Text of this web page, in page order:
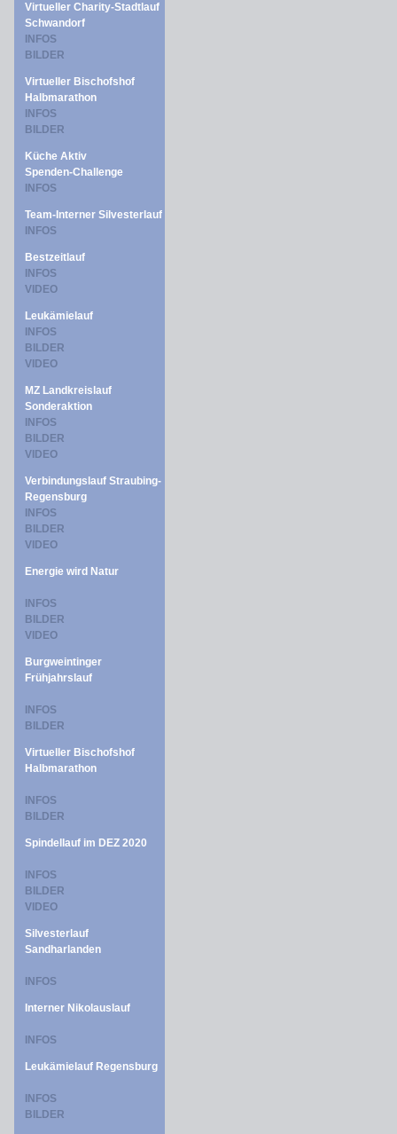
Virtueller Charity-Stadtlauf
Schwandorf
INFOS
BILDER
Virtueller Bischofshof
Halbmarathon
INFOS
BILDER
Küche Aktiv
Spenden-Challenge
INFOS
Team-Interner Silvesterlauf
INFOS
Bestzeitlauf
INFOS
VIDEO
Leukämielauf
INFOS
BILDER
VIDEO
MZ Landkreislauf
Sonderaktion
INFOS
BILDER
VIDEO
Verbindungslauf Straubing-
Regensburg
INFOS
BILDER
VIDEO
Energie wird Natur
INFOS
BILDER
VIDEO
Burgweintinger
Frühjahrslauf
INFOS
BILDER
Virtueller Bischofshof
Halbmarathon
INFOS
BILDER
Spindellauf im DEZ 2020
INFOS
BILDER
VIDEO
Silvesterlauf
Sandharlanden
INFOS
Interner Nikolauslauf
INFOS
Leukämielauf Regensburg
INFOS
BILDER